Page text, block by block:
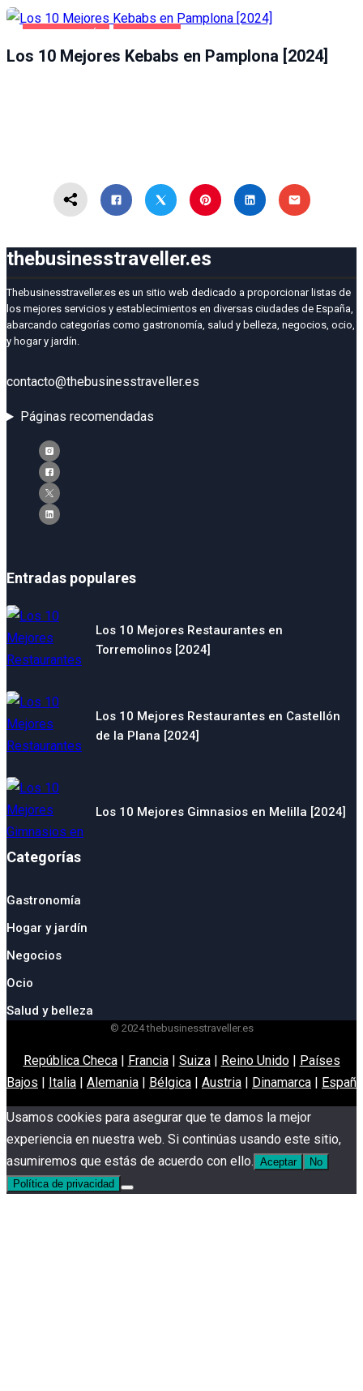
Los 10 Mejores Kebabs en Pamplona [2024]
thebusinesstraveller.es
Thebusinesstraveller.es es un sitio web dedicado a proporcionar listas de
los mejores servicios y establecimientos en diversas ciudades de España,
abarcando categorías como gastronomía, salud y belleza, negocios, ocio,
y hogar y jardín.
contacto@thebusinesstraveller.es
Páginas recomendadas
Entradas populares
Los 10 Mejores Restaurantes en
Torremolinos [2024]
Los 10 Mejores Restaurantes en Castellón
de la Plana [2024]
Los 10 Mejores Gimnasios en Melilla [2024]
Categorías
Gastronomía
Hogar y jardín
Negocios
Ocio
Salud y belleza
© 2024 thebusinesstraveller.es
República Checa| Francia| Suiza| Reino Unido| Países
Bajos | Italia | Alemania | Bélgica | Austria | Dinamarca | España
Usamos cookies para asegurar que te damos la mejor
experiencia en nuestra web. Si continúas usando este sitio,
asumiremos que estás de acuerdo con ello. Aceptar
No
Política de privacidad